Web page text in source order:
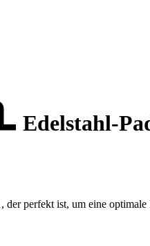
Edelstahl-
perfekt ist, um eine